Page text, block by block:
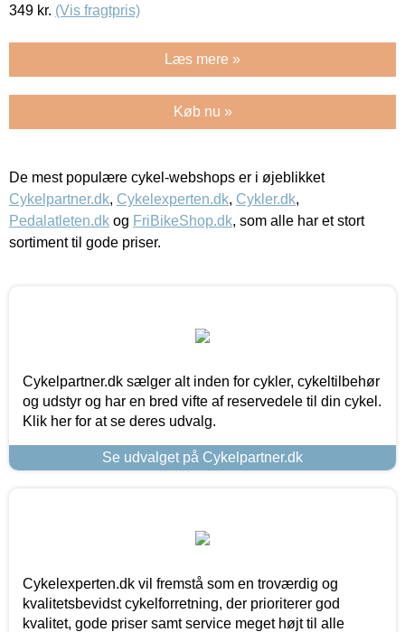
349 kr. (Vis fragtpris)
Læs mere »
Køb nu »
De mest populære cykel-webshops er i øjeblikket
Cykelpartner.dk, Cykelexperten.dk, Cykler.dk,
Pedalatleten.dk og FriBikeShop.dk, som alle har et stort
sortiment til gode priser.
Cykelpartner.dk sælger alt inden for cykler, cykeltilbehør
og udstyr og har en bred vifte af reservedele til din cykel.
Klik her for at se deres udvalg.
Se udvalget på Cykelpartner.dk
Cykelexperten.dk vil fremstå som en troværdig og
kvalitetsbevidst cykelforretning, der prioriterer god
kvalitet, gode priser samt service meget højt til alle